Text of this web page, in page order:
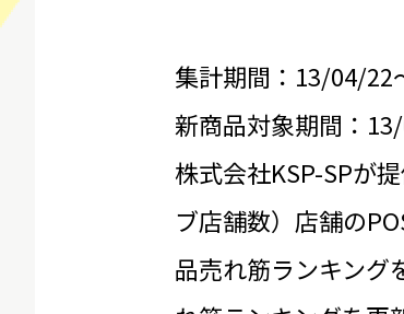
集計期間：13/04/22
新商品対象期間：
株式会社KSP-SPが
ブ店舗数）店舗の
品売れ筋ランキング